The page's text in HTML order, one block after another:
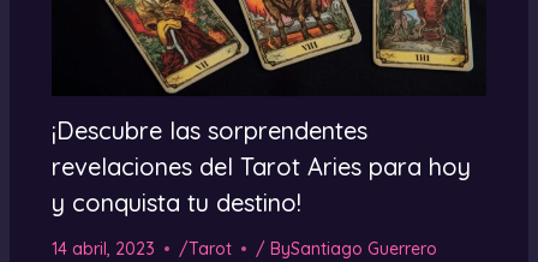
¡Descubre las sorprendentes
revelaciones del Tarot Aries para hoy
y conquista tu destino!
14 abril, 2023 /Tarot / BySantiago Guerrero